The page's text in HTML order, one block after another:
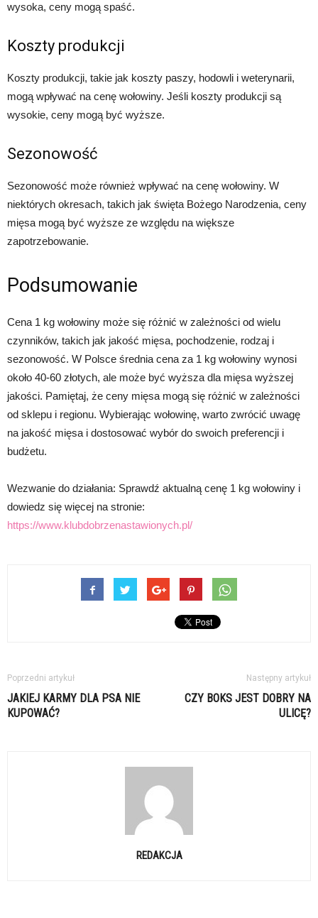
wysoka, ceny mogą spaść.
Koszty produkcji
Koszty produkcji, takie jak koszty paszy, hodowli i weterynarii,
mogą wpływać na cenę wołowiny. Jeśli koszty produkcji są
wysokie, ceny mogą być wyższe.
Sezonowość
Sezonowość może również wpływać na cenę wołowiny. W
niektórych okresach, takich jak święta Bożego Narodzenia, ceny
mięsa mogą być wyższe ze względu na większe
zapotrzebowanie.
Podsumowanie
Cena 1 kg wołowiny może się różnić w zależności od wielu
czynników, takich jak jakość mięsa, pochodzenie, rodzaj i
sezonowość. W Polsce średnia cena za 1 kg wołowiny wynosi
około 40-60 złotych, ale może być wyższa dla mięsa wyższej
jakości. Pamiętaj, że ceny mięsa mogą się różnić w zależności
od sklepu i regionu. Wybierając wołowinę, warto zwrócić uwagę
na jakość mięsa i dostosować wybór do swoich preferencji i
budżetu.
Wezwanie do działania: Sprawdź aktualną cenę 1 kg wołowiny i
dowiedz się więcej na stronie:
https://www.klubdobrzenastawionych.pl/
Poprzedni artykuł
JAKIEJ KARMY DLA PSA NIE
KUPOWAĆ?
Następny artykuł
CZY BOKS JEST DOBRY NA
ULICĘ?
REDAKCJA